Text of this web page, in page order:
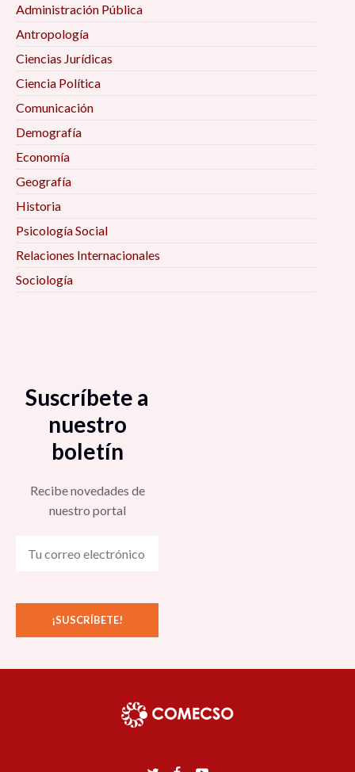
Administración Pública
Antropología
Ciencias Jurídicas
Ciencia Política
Comunicación
Demografía
Economía
Geografía
Historia
Psicología Social
Relaciones Internacionales
Sociología
Suscríbete a
nuestro
boletín
Recibe novedades de
nuestro portal